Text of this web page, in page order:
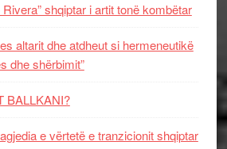
shqiptar i artit tonë kombëtar
altarit dhe atdheut si hermeneutikë
dhe shërbimit”
BALLKANI?
e vërtetë e tranzicionit shqiptar